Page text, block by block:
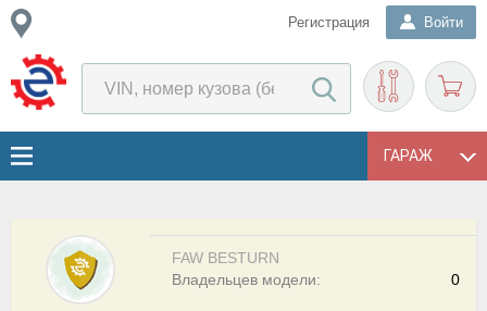
Регистрация Войти
ГАРАЖ
FAW BESTURN
0
Владельцев модели: